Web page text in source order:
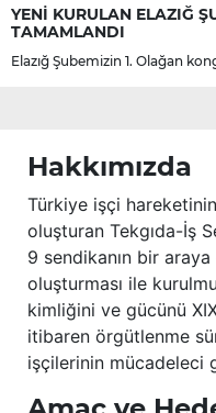
YENİ KURULAN ELAZIĞ
TAMAMLANDI
Elazığ Şubemizin 1. Olağan
Hakkımızda
Türkiye işçi
oluşturan Tekgıda-İş
9 sendikanın bir
oluşturması ile
kimliğini ve gücünü
itibaren örgütlenme
işçilerinin mücadeleci